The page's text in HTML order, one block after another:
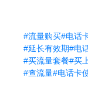
#流量购买#电话
#延长有效期#电
#买流量套餐#买
#查流量#电话卡